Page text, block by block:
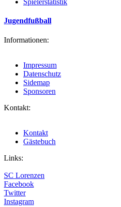
Spielerstatistik
Jugendfußball
Informationen:
Impressum
Datenschutz
Sidemap
Sponsoren
Kontakt:
Kontakt
Gästebuch
Links:
SC Lorenzen
Facebook
Twitter
Instagram